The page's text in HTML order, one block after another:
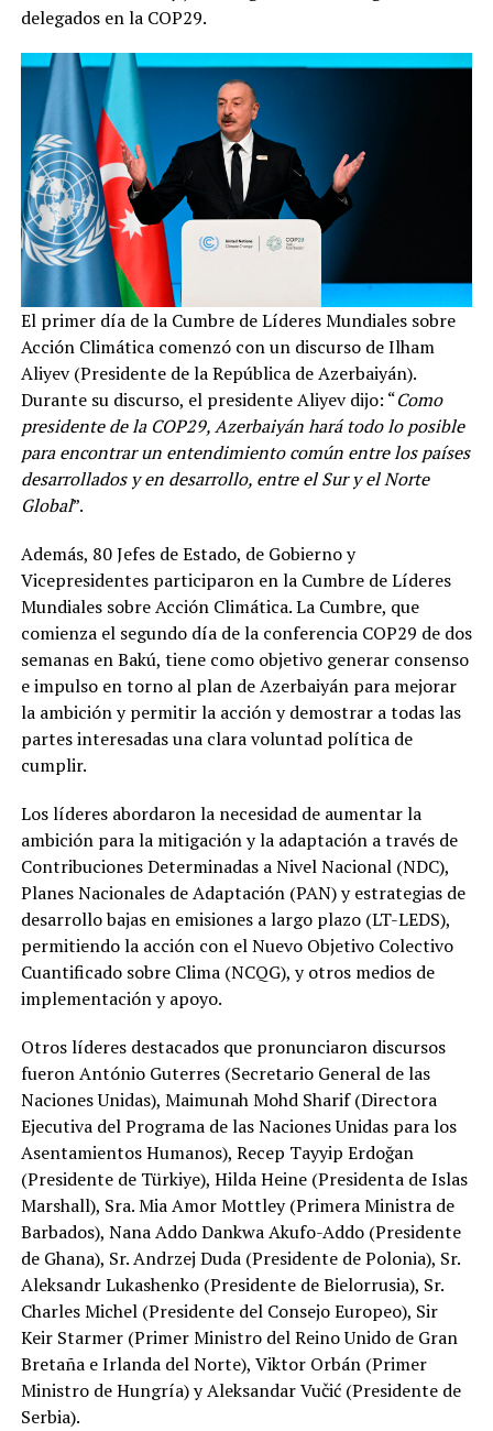
delegados en la COP29.
El primer día de la Cumbre de Líderes Mundiales sobre
Acción Climática comenzó con un discurso de Ilham
Aliyev (Presidente de la República de Azerbaiyán).
Durante su discurso, el presidente Aliyev dijo: “Como
presidente de la COP29, Azerbaiyán hará todo lo posible
para encontrar un entendimiento común entre los países
desarrollados y en desarrollo, entre el Sur y el Norte
Global”.
Además, 80 Jefes de Estado, de Gobierno y
Vicepresidentes participaron en la Cumbre de Líderes
Mundiales sobre Acción Climática. La Cumbre, que
comienza el segundo día de la conferencia COP29 de dos
semanas en Bakú, tiene como objetivo generar consenso
e impulso en torno al plan de Azerbaiyán para mejorar
la ambición y permitir la acción y demostrar a todas las
partes interesadas una clara voluntad política de
cumplir.
Los líderes abordaron la necesidad de aumentar la
ambición para la mitigación y la adaptación a través de
Contribuciones Determinadas a Nivel Nacional (NDC),
Planes Nacionales de Adaptación (PAN) y estrategias de
desarrollo bajas en emisiones a largo plazo (LT-LEDS),
permitiendo la acción con el Nuevo Objetivo Colectivo
Cuantificado sobre Clima (NCQG), y otros medios de
implementación y apoyo.
Otros líderes destacados que pronunciaron discursos
fueron António Guterres (Secretario General de las
Naciones Unidas), Maimunah Mohd Sharif (Directora
Ejecutiva del Programa de las Naciones Unidas para los
Asentamientos Humanos), Recep Tayyip Erdoğan
(Presidente de Türkiye), Hilda Heine (Presidenta de Islas
Marshall), Sra. Mia Amor Mottley (Primera Ministra de
Barbados), Nana Addo Dankwa Akufo-Addo (Presidente
de Ghana), Sr. Andrzej Duda (Presidente de Polonia), Sr.
Aleksandr Lukashenko (Presidente de Bielorrusia), Sr.
Charles Michel (Presidente del Consejo Europeo), Sir
Keir Starmer (Primer Ministro del Reino Unido de Gran
Bretaña e Irlanda del Norte), Viktor Orbán (Primer
Ministro de Hungría) y Aleksandar Vučić (Presidente de
Serbia).